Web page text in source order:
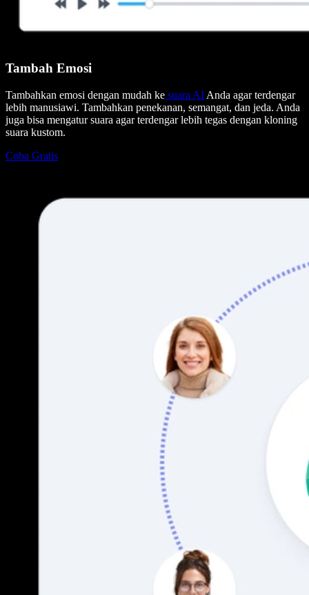
Tambah Emosi
Tambahkan emosi dengan mudah ke suara AI Anda agar terdengar
lebih manusiawi. Tambahkan penekanan, semangat, dan jeda. Anda
juga bisa mengatur suara agar terdengar lebih tegas dengan kloning
suara kustom.
Coba Gratis